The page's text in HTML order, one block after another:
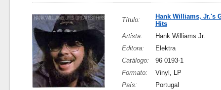
Título:
Hank Williams, Jr.'s
Hits
Artista:
Hank Williams Jr.
Editora:
Elektra
Catálogo:
96 0193-1
Formato:
Vinyl, LP
País:
Portugal